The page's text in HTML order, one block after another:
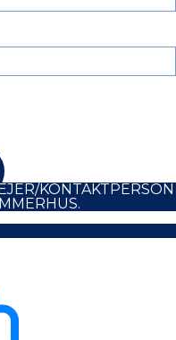
KONTAKTPERSON